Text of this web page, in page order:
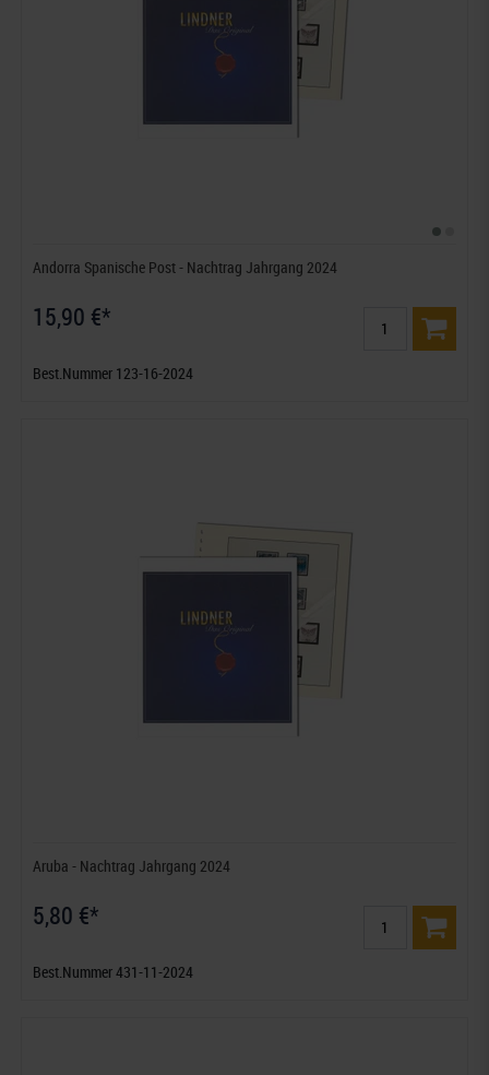
Andorra Spanische Post - Nachtrag Jahrgang 2024
15,90 €*
Best.Nummer 123-16-2024
Aruba - Nachtrag Jahrgang 2024
5,80 €*
Best.Nummer 431-11-2024